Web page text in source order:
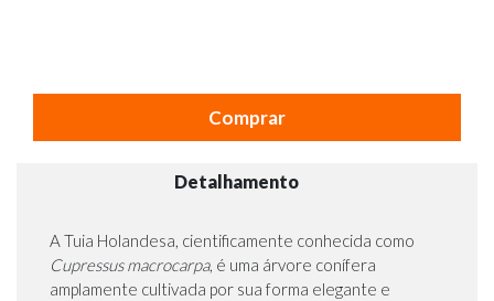
Comprar
Detalhamento
A Tuia Holandesa, cientificamente conhecida como
Cupressus macrocarpa, é uma árvore conífera
amplamente cultivada por sua forma elegante e